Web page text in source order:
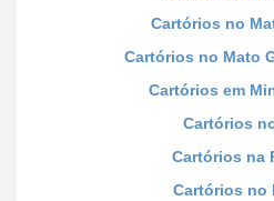
Cartórios no
Cartórios no Mato
Cartórios em
Cartórios
Cartórios na
Cartórios no